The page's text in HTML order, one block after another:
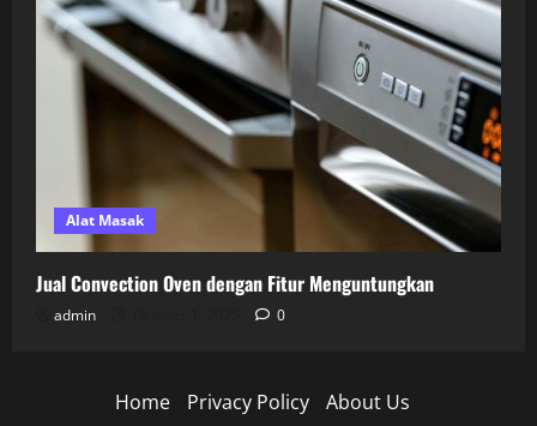
Alat Masak
Jual Convection Oven dengan Fitur Menguntungkan
admin 0
Home Privacy Policy About Us